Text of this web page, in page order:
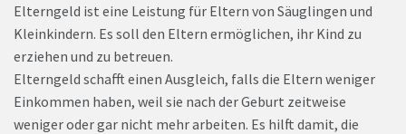
Elterngeld ist eine Leistung für Eltern von Säuglingen und
Kleinkindern. Es soll den Eltern ermöglichen, ihr Kind zu
erziehen und zu betreuen.
Elterngeld schafft einen Ausgleich, falls die Eltern weniger
Einkommen haben, weil sie nach der Geburt zeitweise
weniger oder gar nicht mehr arbeiten. Es hilft damit, die